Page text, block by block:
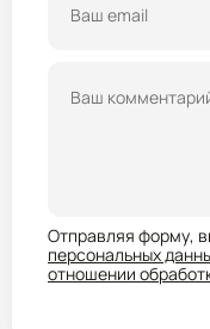
Отправляя форму,
персональных
отношении